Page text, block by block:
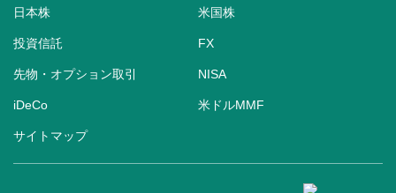
日本株 米国株
投資信託 FX
先物・オプション取引 NISA
iDeCo 米ドルMMF
サイトマップ